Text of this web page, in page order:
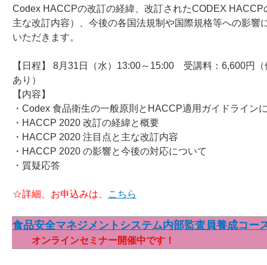
Codex HACCPの改訂の経緯、改訂されたCODEX HACCP
主な改訂内容）、今後の各国法規制や国際規格等への影響
いただきます。
【日程】 8月31日（水）13:00～15:00 受講料：6,600円
あり）
【内容】
・Codex 食品衛生の一般原則とHACCP適用ガイドライン
・HACCP 2020 改訂の経緯と概要
・HACCP 2020 注目点と主な改訂内容
・HACCP 2020 の影響と今後の対応について
・質疑応答
☆詳細、お申込みは、 こちら
食品安全マネジメントシステム内部監査員養成コー
オンラインセミナー開催中です！